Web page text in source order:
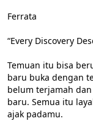
Ferrata
“Every Discovery
Temuan itu bisa
baru buka dengan
belum terjamah
baru. Semua itu
ajak padamu.